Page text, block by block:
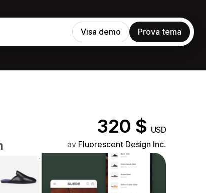
Visa demo Prova tema
320 $ USD
av Fluorescent Design Inc.